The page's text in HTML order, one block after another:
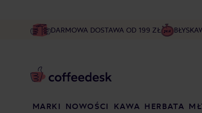
DARMOWA DOSTAWA OD 199 ZŁ
MARKI NOWOŚCI KAWA HERBATA